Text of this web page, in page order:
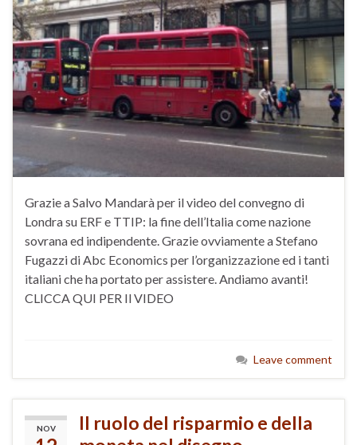
Grazie a Salvo Mandarà per il video del convegno di
Londra su ERF e TTIP: la fine dell’Italia come nazione
sovrana ed indipendente. Grazie ovviamente a Stefano
Fugazzi di Abc Economics per l’organizzazione ed i tanti
italiani che ha portato per assistere. Andiamo avanti!
CLICCA QUI PER Il VIDEO
Leave comment
NOV
Il ruolo del risparmio e della